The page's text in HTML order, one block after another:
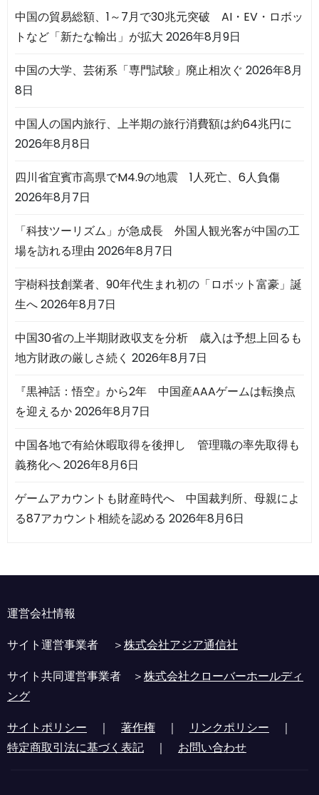
中国の貿易総額、1～7月で30兆元突破 AI・EV・ロボッ
トなど「新たな輸出」が拡大 2026年8月9日
中国の大学、芸術系「専門試験」廃止相次ぐ 2026年8月
8日
中国人の国内旅行、上半期の旅行消費額は約64兆円に
2026年8月8日
四川省宜賓市高県でM4.9の地震 1人死亡、6人負傷
2026年8月7日
「科技ツーリズム」が急成長 外国人観光客が中国の工
場を訪れる理由 2026年8月7日
宇樹科技創業者、90年代生まれ初の「ロボット富豪」誕
生へ2026年8月7日
中国30省の上半期財政収支を分析 歳入は予想上回るも
地方財政の厳しさ続く 2026年8月7日
『黒神話：悟空』から2年 中国産AAAゲームは転換点
を迎えるか2026年8月7日
中国各地で有給休暇取得を後押し 管理職の率先取得も
義務化へ2026年8月6日
ゲームアカウントも財産時代へ 中国裁判所、母親によ
る87アカウント相続を認める 2026年8月6日
運営会社情報
サイト運営事業者 ＞株式会社アジア通信社
サイト共同運営事業者 ＞株式会社クローバーホールディ
ング
サイトポリシー ｜ 著作権 ｜ リンクポリシー ｜
特定商取引法に基づく表記 ｜ お問い合わせ